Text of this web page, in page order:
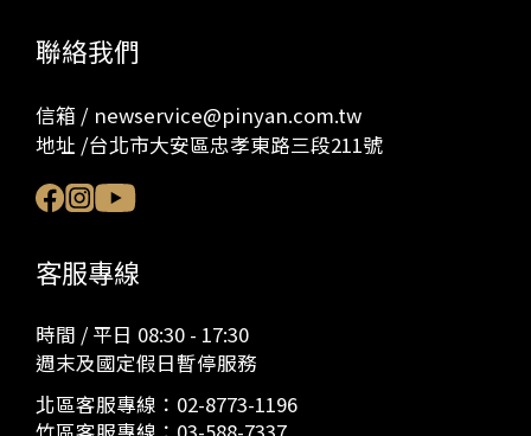
聯絡我們
信箱 / newservice@pinyan.com.tw
地址 /台北市大安區忠孝東路三段211號
客服專線
時間 / 平日 08:30 - 17:30
週末及國定假日暫停服務
北區客服專線： 02-8773-1196